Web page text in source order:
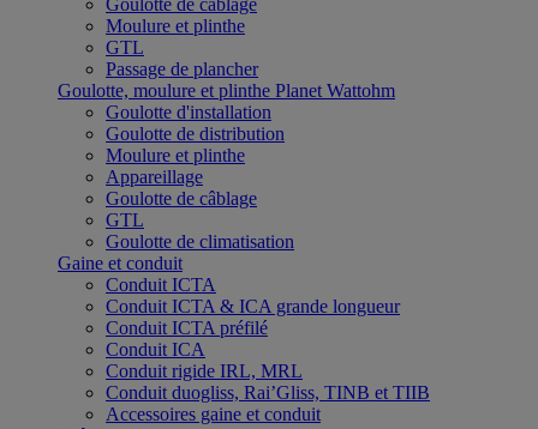
Goulotte de câblage
Moulure et plinthe
GTL
Passage de plancher
Goulotte, moulure et plinthe Planet Wattohm
Goulotte d'installation
Goulotte de distribution
Moulure et plinthe
Appareillage
Goulotte de câblage
GTL
Goulotte de climatisation
Gaine et conduit
Conduit ICTA
Conduit ICTA & ICA grande longueur
Conduit ICTA préfilé
Conduit ICA
Conduit rigide IRL, MRL
Conduit duogliss, Rai’Gliss, TINB et TIIB
Accessoires gaine et conduit